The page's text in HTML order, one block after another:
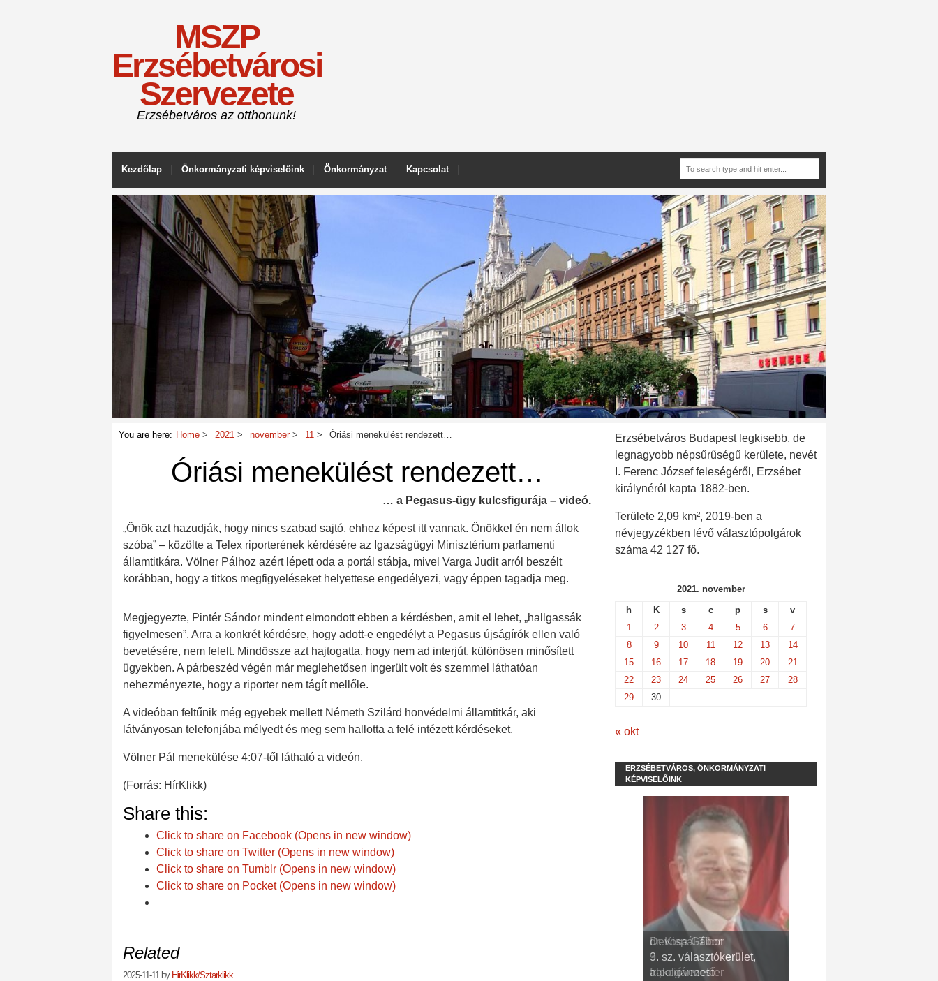
MSZP
Erzsébetvárosi
Szervezete
Erzsébetváros az otthonunk!
Kezdőlap Önkormányzati képviselőink Önkormányzat Kapcsolat
You are here: Home 2021 november 11 Óriási menekülést rendezett…
Óriási menekülést rendezett…
… a Pegasus-ügy kulcsfigurája – videó.
„Önök azt hazudják, hogy nincs szabad sajtó, ehhez képest itt vannak. Önökkel én nem állok
szóba” – közölte a Telex riporterének kérdésére az Igazságügyi Minisztérium parlamenti
államtitkára. Völner Pálhoz azért lépett oda a portál stábja, mivel Varga Judit arról beszélt
korábban, hogy a titkos megfigyeléseket helyettese engedélyezi, vagy éppen tagadja meg.
Megjegyezte, Pintér Sándor mindent elmondott ebben a kérdésben, amit el lehet, „hallgassák
figyelmesen”. Arra a konkrét kérdésre, hogy adott-e engedélyt a Pegasus újságírók ellen való
bevetésére, nem felelt. Mindössze azt hajtogatta, hogy nem ad interjút, különösen minősített
ügyekben. A párbeszéd végén már meglehetősen ingerült volt és szemmel láthatóan
nehezményezte, hogy a riporter nem tágít mellőle.
A videóban feltűnik még egyebek mellett Németh Szilárd honvédelmi államtitkár, aki
látványosan telefonjába mélyedt és meg sem hallotta a felé intézett kérdéseket.
Völner Pál menekülése 4:07-től látható a videón.
(Forrás: HírKlikk)
Share this:
Click to share on Facebook (Opens in new window)
Click to share on Twitter (Opens in new window)
Click to share on Tumblr (Opens in new window)
Click to share on Pocket (Opens in new window)
Related
2025-11-11by HirKlikk/Sztarklikk
Erzsébetváros Budapest legkisebb, de
legnagyobb népsűrűségű kerülete, nevét
I. Ferenc József feleségéről, Erzsébet
királynéról kapta 1882-ben.
Területe 2,09 km², 2019-ben a
névjegyzékben lévő választópolgárok
száma 42 127 fő.
2021. november
h
K s c p s
v
1
2 3 4 5 6
7
8
9 10 11 12 13
14
15
16 17 18 19 20
21
22
23 24 25 26 27
28
29
30
« okt
ERZSÉBETVÁROS, ÖNKORMÁNYZATI
KÉPVISELŐINK
dr. Kispál Tibor
3. sz. választókerület,
alpolgármester
Devosa Gábor
9. sz. választókerület,
frakcióvezető